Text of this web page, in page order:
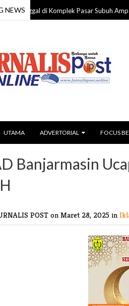
NEWS
di Komplek Pasar Subuh Ampah, Polisi
UTAMA ADVERTORIAL FOCUS
Banjarmasin
POST on Maret 28, 2025 in